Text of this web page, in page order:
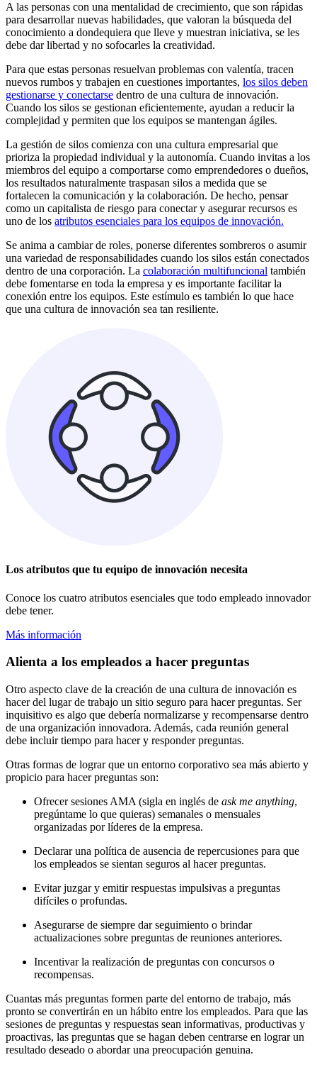
A las personas con una mentalidad de crecimiento, que son rápidas
para desarrollar nuevas habilidades, que valoran la búsqueda del
conocimiento a dondequiera que lleve y muestran iniciativa, se les
debe dar libertad y no sofocarles la creatividad.
Para que estas personas resuelvan problemas con valentía, tracen
nuevos rumbos y trabajen en cuestiones importantes, los silos deben
gestionarse y conectarse dentro de una cultura de innovación.
Cuando los silos se gestionan eficientemente, ayudan a reducir la
complejidad y permiten que los equipos se mantengan ágiles.
La gestión de silos comienza con una cultura empresarial que
prioriza la propiedad individual y la autonomía. Cuando invitas a los
miembros del equipo a comportarse como emprendedores o dueños,
los resultados naturalmente traspasan silos a medida que se
fortalecen la comunicación y la colaboración. De hecho, pensar
como un capitalista de riesgo para conectar y asegurar recursos es
uno de los atributos esenciales para los equipos de innovación.
Se anima a cambiar de roles, ponerse diferentes sombreros o asumir
una variedad de responsabilidades cuando los silos están conectados
dentro de una corporación. La colaboración multifuncional también
debe fomentarse en toda la empresa y es importante facilitar la
conexión entre los equipos. Este estímulo es también lo que hace
que una cultura de innovación sea tan resiliente.
Los atributos que tu equipo de innovación necesita
Conoce los cuatro atributos esenciales que todo empleado innovador
debe tener.
Más información
Alienta a los empleados a hacer preguntas
Otro aspecto clave de la creación de una cultura de innovación es
hacer del lugar de trabajo un sitio seguro para hacer preguntas. Ser
inquisitivo es algo que debería normalizarse y recompensarse dentro
de una organización innovadora. Además, cada reunión general
debe incluir tiempo para hacer y responder preguntas.
Otras formas de lograr que un entorno corporativo sea más abierto y
propicio para hacer preguntas son:
Ofrecer sesiones AMA (sigla en inglés de ask me anything,
pregúntame lo que quieras) semanales o mensuales
organizadas por líderes de la empresa.
Declarar una política de ausencia de repercusiones para que
los empleados se sientan seguros al hacer preguntas.
Evitar juzgar y emitir respuestas impulsivas a preguntas
difíciles o profundas.
Asegurarse de siempre dar seguimiento o brindar
actualizaciones sobre preguntas de reuniones anteriores.
Incentivar la realización de preguntas con concursos o
recompensas.
Cuantas más preguntas formen parte del entorno de trabajo, más
pronto se convertirán en un hábito entre los empleados. Para que las
sesiones de preguntas y respuestas sean informativas, productivas y
proactivas, las preguntas que se hagan deben centrarse en lograr un
resultado deseado o abordar una preocupación genuina.